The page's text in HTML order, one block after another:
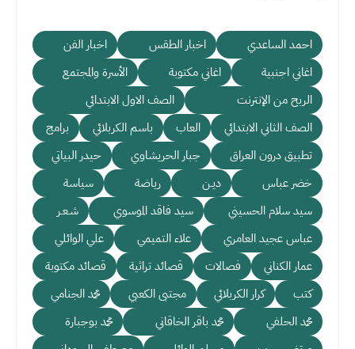
احمد الساعدي اخبار الطقس
اخبار الفن
اغاني اجنبية
اغاني مكتوبة
الأسرة والمجتمع
الربح من الإنترنت
الصف الاول الابتدائي
الصف الثاني الابتدائي
العاب باسم الكربلائي
برامج
تطبيق درون العراق
جبار الحريشاوي
حيدر البياتي
خضر عباس
ديـن رياضة
سياسة
سيد سلام الحسيني
سيد فاقد الموسوي
شـعـر
عباس عجيد العامري
علاء التميمي
علي الوائلي
عمار الكناني
فصالات قصائد تراثية
قصائد مكتوبة
كتب
كرار الكربلائي مجتبى الكعبي
محمد الجنامي
محمد الحلفي
محمد باقر الخاقاني
محمد بوجبارة